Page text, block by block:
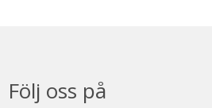
Följ oss på